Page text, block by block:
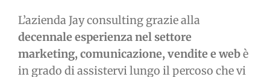
L’azienda Jay consulting grazie alla
decennale esperienzanel settore
marketing, comunicazione, vendite e webè
in grado di assistervi lungo il percoso che vi